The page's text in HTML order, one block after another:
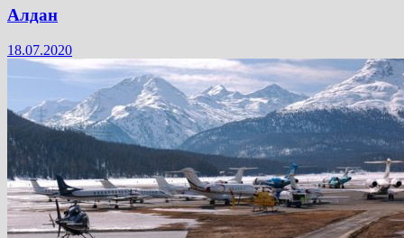
Алдан
18.07.2020